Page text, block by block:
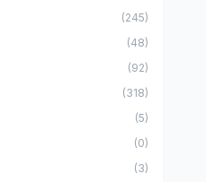
(245)
(48)
(92)
(318)
(5)
(0)
(3)